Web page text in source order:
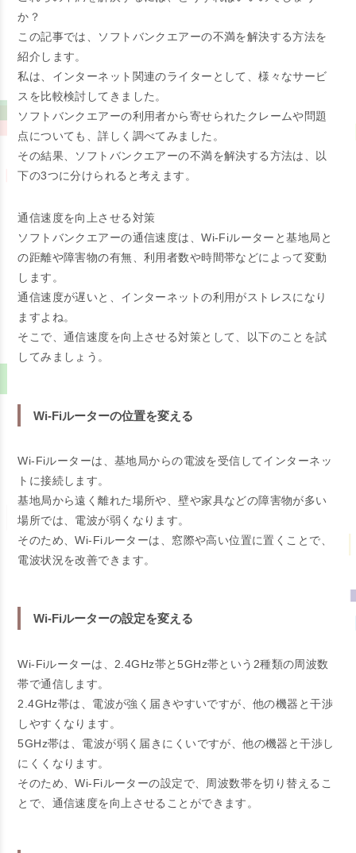
か？
この記事では、ソフトバンクエアーの不満を解決する方法を
紹介します。
私は、インターネット関連のライターとして、様々なサービ
スを比較検討してきました。
ソフトバンクエアーの利用者から寄せられたクレームや問題
点についても、詳しく調べてみました。
その結果、ソフトバンクエアーの不満を解決する方法は、以
下の3つに分けられると考えます。
通信速度を向上させる対策
ソフトバンクエアーの通信速度は、Wi-Fiルーターと基地局と
の距離や障害物の有無、利用者数や時間帯などによって変動
します。
通信速度が遅いと、インターネットの利用がストレスになり
ますよね。
そこで、通信速度を向上させる対策として、以下のことを試
してみましょう。
Wi-Fiルーターの位置を変える
Wi-Fiルーターは、基地局からの電波を受信してインターネッ
トに接続します。
基地局から遠く離れた場所や、壁や家具などの障害物が多い
場所では、電波が弱くなります。
そのため、Wi-Fiルーターは、窓際や高い位置に置くことで、
電波状況を改善できます。
Wi-Fiルーターの設定を変える
Wi-Fiルーターは、2.4GHz帯と5GHz帯という2種類の周波数
帯で通信します。
2.4GHz帯は、電波が強く届きやすいですが、他の機器と干渉
しやすくなります。
5GHz帯は、電波が弱く届きにくいですが、他の機器と干渉し
にくくなります。
そのため、Wi-Fiルーターの設定で、周波数帯を切り替えるこ
とで、通信速度を向上させることができます。